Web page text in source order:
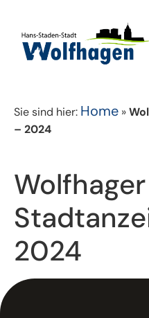
Sie sind hier: Home »
– 2024
Wolfhager
2024